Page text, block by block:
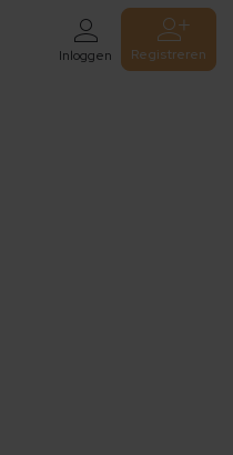
Inloggen Registreren